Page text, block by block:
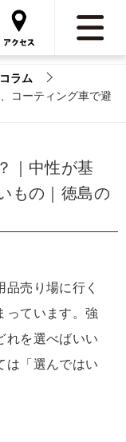
コラム
コーティング車で避
｜中性が基
もの｜徳島の
売り場に行く
っています。強
れを選べばいい
は「選んではい